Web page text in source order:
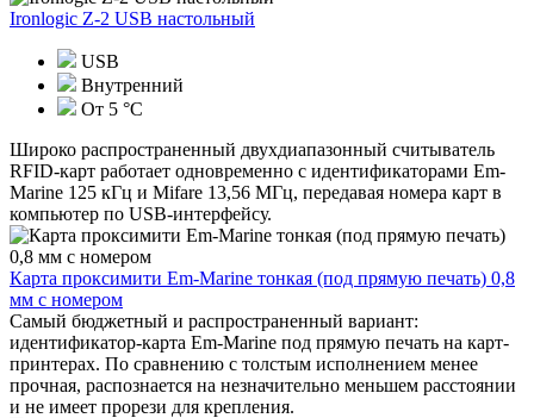
Ironlogic Z-2 USB настольный
USB
Внутренний
От 5 °С
Широко распространенный двухдиапазонный считыватель
RFID-карт работает одновременно с идентификаторами Em-
Marine 125 кГц и Mifare 13,56 МГц, передавая номера карт в
компьютер по USB-интерфейсу.
Карта проксимити Em-Marine тонкая (под прямую печать) 0,8
мм с номером
Самый бюджетный и распространенный вариант:
идентификатор-карта Em-Marine под прямую печать на карт-
принтерах. По сравнению с толстым исполнением менее
прочная, распознается на незначительно меньшем расстоянии
и не имеет прорези для крепления.